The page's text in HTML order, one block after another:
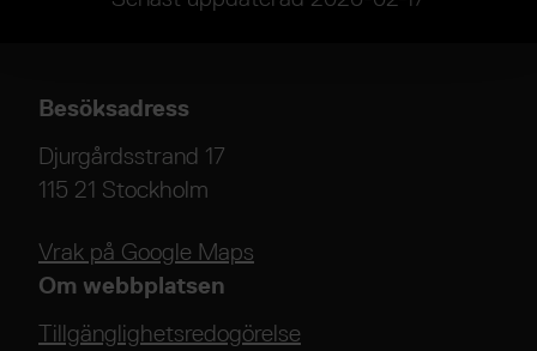
Besöksadress
Djurgårdsstrand 17
115 21 Stockholm
Vrak på Google Maps
Om webbplatsen
Tillgänglighetsredogörelse